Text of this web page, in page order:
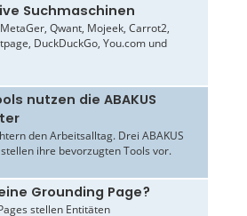
Suchmaschinen
Qwant, Mojeek, Carrot2,
DuckDuckGo, You.com und
nutzen die ABAKUS
den Arbeitsalltag. Drei ABAKUS
ihre bevorzugten Tools vor.
Grounding Page?
stellen Entitäten